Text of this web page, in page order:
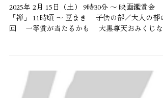
2025年1月31日
大黒尊天招福豆まき
「禅」 11時頃 ～ 豆まき 子供の部／大人の部
回 一等賞が当たるかも 大黒尊天おみくじな
もありますよ